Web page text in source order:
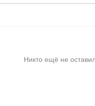
Никто ещё не